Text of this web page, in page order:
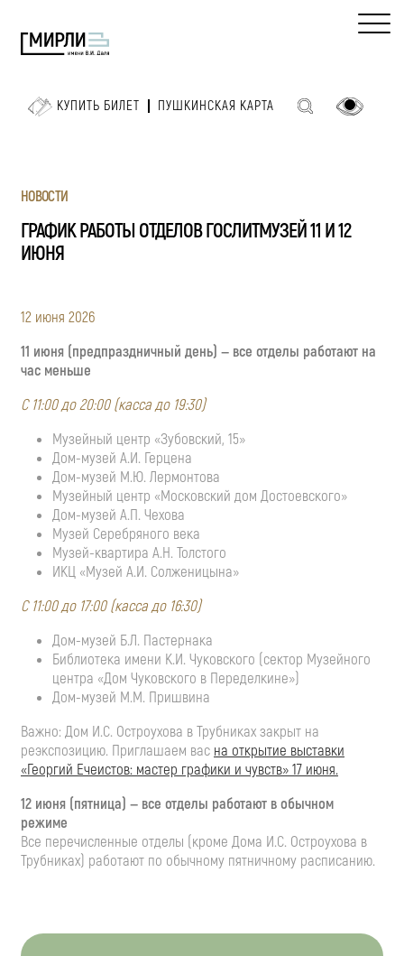
КУПИТЬ БИЛЕТ ПУШКИНСКАЯ КАРТА
НОВОСТИ
ГРАФИК РАБОТЫ ОТДЕЛОВ ГОСЛИТМУЗЕЙ 11 И 12
ИЮНЯ
12 июня 2026
11 июня (предпраздничный день) — все отделы работают на
час меньше
С 11:00 до 20:00 (касса до 19:30)
Музейный центр «Зубовский, 15»
Дом-музей А.И. Герцена
Дом-музей М.Ю. Лермонтова
Музейный центр «Московский дом Достоевского»
Дом-музей А.П. Чехова
Музей Серебряного века
Музей-квартира А.Н. Толстого
ИКЦ «Музей А.И. Солженицына»
С 11:00 до 17:00 (касса до 16:30)
Дом-музей Б.Л. Пастернака
Библиотека имени К.И. Чуковского (сектор Музейного
центра «Дом Чуковского в Переделкине»)
Дом-музей М.М. Пришвина
Важно: Дом И.С. Остроухова в Трубниках закрыт на
реэкспозицию. Приглашаем вас на открытие выставки
«Георгий Ечеистов: мастер графики и чувств» 17 июня.
12 июня (пятница) — все отделы работают в обычном
режиме
Все перечисленные отделы (кроме Дома И.С. Остроухова в
Трубниках) работают по обычному пятничному расписанию.